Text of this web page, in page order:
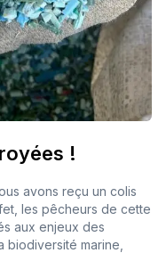
!
avons reçu un colis
les pêcheurs de cette
aux enjeux des
biodiversité marine,